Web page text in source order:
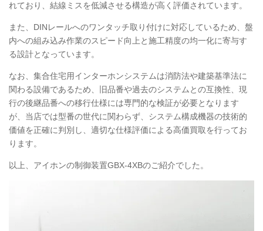
れており、結線ミスを低減させる構造が高く評価されています。
また、DINレールへのワンタッチ取り付けに対応しているため、盤
内への組み込み作業のスピード向上と施工精度の均一化に寄与す
る設計となっています。
なお、集合住宅用インターホンシステムは消防法や建築基準法に
関わる設備であるため、旧品番や過去のシステムとの互換性、現
行の後継品番への移行仕様には専門的な検証が必要となります
が、当店では型番の世代に関わらず、システム構成機器の技術的
価値を正確に判別し、適切な仕様評価による高価買取を行ってお
ります。
以上、アイホンの制御装置GBX-4XBのご紹介でした。